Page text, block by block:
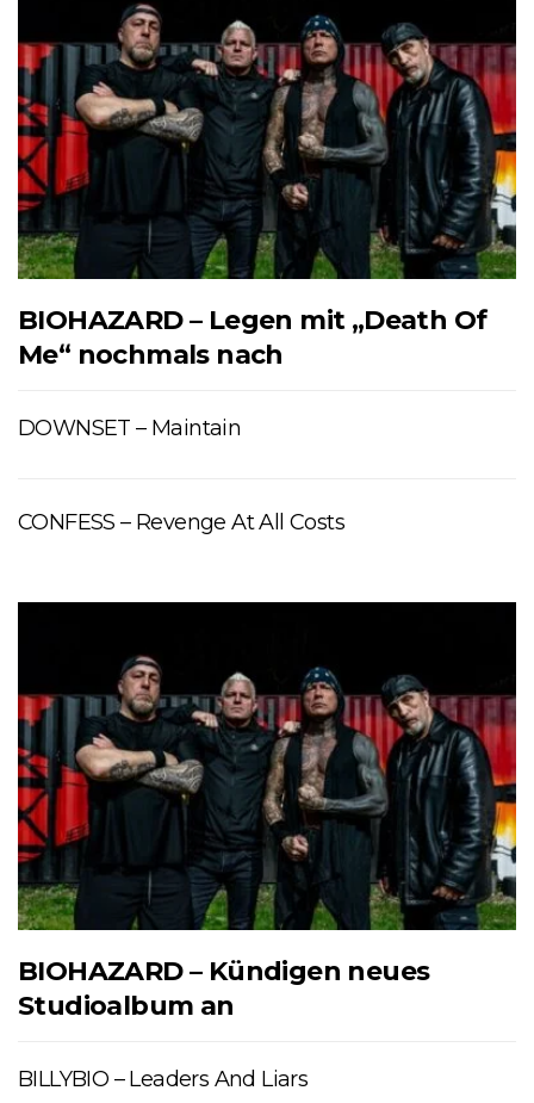
BIOHAZARD – Legen mit „Death Of
Me“ nochmals nach
DOWNSET – Maintain
CONFESS – Revenge At All Costs
BIOHAZARD – Kündigen neues
Studioalbum an
BILLYBIO – Leaders And Liars